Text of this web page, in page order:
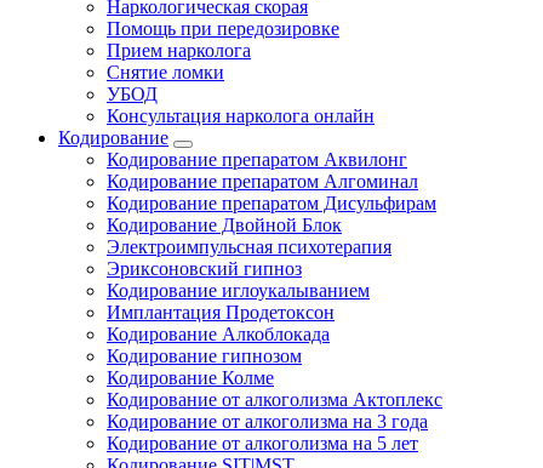
Наркологическая скорая
Помощь при передозировке
Прием нарколога
Снятие ломки
УБОД
Консультация нарколога онлайн
Кодирование
Кодирование препаратом Аквилонг
Кодирование препаратом Алгоминал
Кодирование препаратом Дисульфирам
Кодирование Двойной Блок
Электроимпульсная психотерапия
Эриксоновский гипноз
Кодирование иглоукалыванием
Имплантация Продетоксон
Кодирование Алкоблокада
Кодирование гипнозом
Кодирование Колме
Кодирование от алкоголизма Актоплекс
Кодирование от алкоголизма на 3 года
Кодирование от алкоголизма на 5 лет